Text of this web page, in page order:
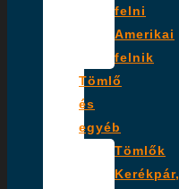
felni
Amerikai
felnik
Tömlő
és
egyéb
Tömlők
Kerékpár,